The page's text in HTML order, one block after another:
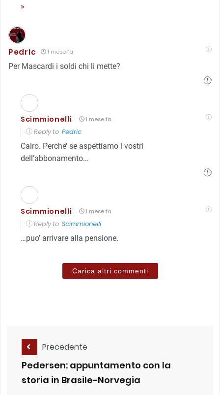
»
Pedric 1 mese fa
Per Mascardi i soldi chi li mette?
Scimmionelli 1 mese fa
Reply to Pedric
Cairo. Perche’ se aspettiamo i vostri
dell’abbonamento…
Scimmionelli 1 mese fa
Reply to Scimmionelli
…puo’ arrivare alla pensione.
Carica altri commenti
Precedente
Pedersen: appuntamento con la
storia in Brasile-Norvegia